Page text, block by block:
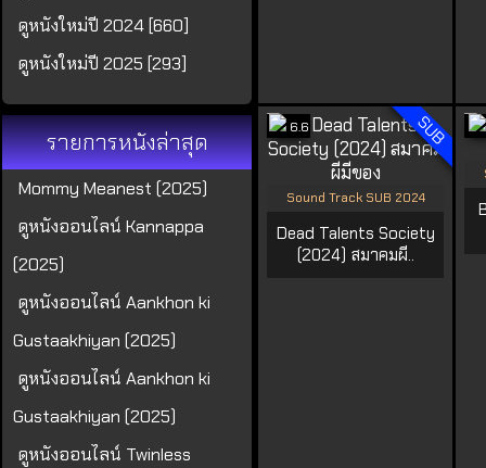
ดูหนังใหม่ปี 2024 [660]
ดูหนังใหม่ปี 2025 [293]
รายการหนังล่าสุด
Mommy Meanest (2025)
ดูหนังออนไลน์ Kannappa
(2025)
ดูหนังออนไลน์ Aankhon ki
Gustaakhiyan (2025)
ดูหนังออนไลน์ Aankhon ki
Gustaakhiyan (2025)
ดูหนังออนไลน์ Twinless
SUB
6.6
Sound Track SUB 2024
Dead Talents Society
(2024) สมาคมผี..